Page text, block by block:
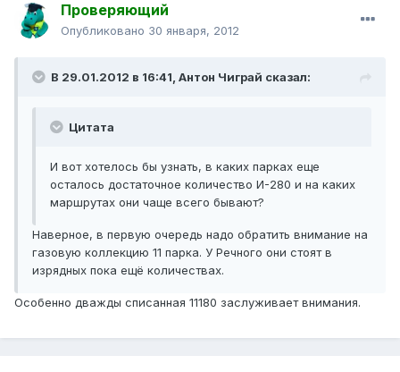
Проверяющий
Опубликовано 30 января, 2012
В 29.01.2012 в 16:41, Антон Чиграй сказал:
Цитата
И вот хотелось бы узнать, в каких парках еще
осталось достаточное количество И-280 и на каких
маршрутах они чаще всего бывают?
Наверное, в первую очередь надо обратить внимание на
газовую коллекцию 11 парка. У Речного они стоят в
изрядных пока ещё количествах.
Особенно дважды списанная 11180 заслуживает внимания.